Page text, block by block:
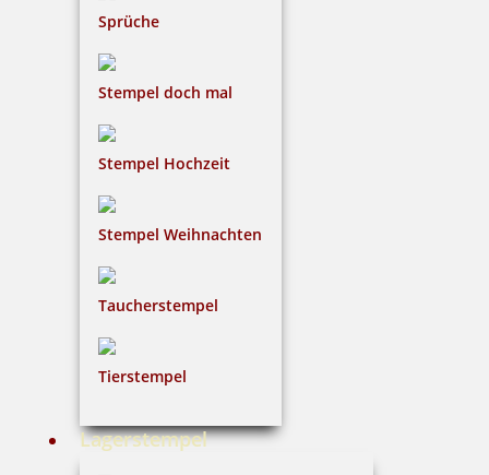
Sprüche
Stempel doch mal
Stempel Hochzeit
Stempel Weihnachten
Taucherstempel
Tierstempel
Lagerstempel
Braille Schild Sammelpunkt mit Piktogramm
Bestellen